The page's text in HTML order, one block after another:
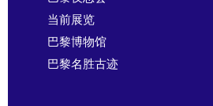
当前展览
巴黎博物馆
巴黎名胜古迹